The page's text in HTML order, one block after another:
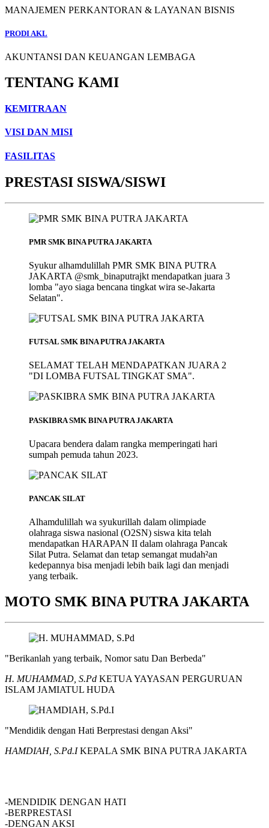
MANAJEMEN PERKANTORAN & LAYANAN BISNIS
PRODI AKL
AKUNTANSI DAN KEUANGAN LEMBAGA
TENTANG KAMI
KEMITRAAN
VISI DAN MISI
FASILITAS
PRESTASI SISWA/SISWI
PMR SMK BINA PUTRA JAKARTA
Syukur alhamdulillah PMR SMK BINA PUTRA
JAKARTA @smk_binaputrajkt mendapatkan juara 3
lomba "ayo siaga bencana tingkat wira se-Jakarta
Selatan".
FUTSAL SMK BINA PUTRA JAKARTA
SELAMAT TELAH MENDAPATKAN JUARA 2
"DI LOMBA FUTSAL TINGKAT SMA".
PASKIBRA SMK BINA PUTRA JAKARTA
Upacara bendera dalam rangka memperingati hari
sumpah pemuda tahun 2023.
PANCAK SILAT
Alhamdulillah wa syukurillah dalam olimpiade
olahraga siswa nasional (O2SN) siswa kita telah
mendapatkan HARAPAN II dalam olahraga Pancak
Silat Putra. Selamat dan tetap semangat mudah²an
kedepannya bisa menjadi lebih baik lagi dan menjadi
yang terbaik.
MOTO SMK BINA PUTRA JAKARTA
"Berikanlah yang terbaik, Nomor satu Dan Berbeda"
H. MUHAMMAD, S.Pd KETUA YAYASAN PERGURUAN
ISLAM JAMIATUL HUDA
"Mendidik dengan Hati Berprestasi dengan Aksi"
HAMDIAH, S.Pd.IKEPALA SMK BINA PUTRA JAKARTA
-MENDIDIK DENGAN HATI
-BERPRESTASI
-DENGAN AKSI